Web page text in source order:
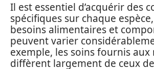
Il est essentiel d’acquérir des
spécifiques sur chaque
besoins alimentaires et
peuvent varier
exemple, les soins fournis aux
diffèrent largement de ceux